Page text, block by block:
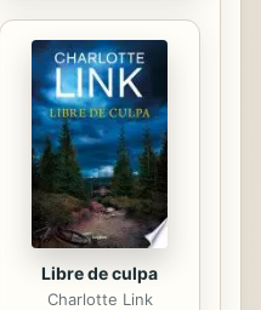
Libre de culpa
Charlotte Link